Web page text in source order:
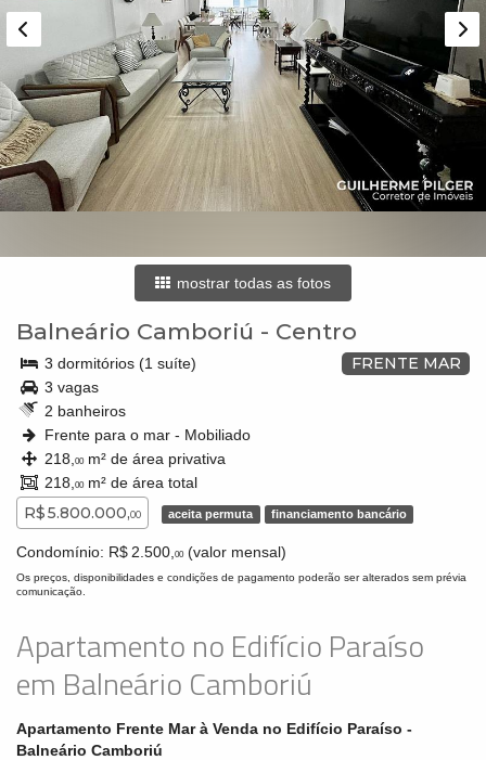
mostrar todas as fotos
Balneário Camboriú - Centro
FRENTE MAR
3 dormitórios (1 suíte)
3 vagas
2 banheiros
Frente para o mar - Mobiliado
218, 00m² de área privativa
218, 00m² de área total
R$ 5.800.000,00 aceita permuta financiamento bancário
Condomínio: R$ 2.500, 00 (valor mensal)
Os preços, disponibilidades e condições de pagamento poderão ser alterados sem prévia
comunicação.
Apartamento no Edifício Paraíso
em Balneário Camboriú
Apartamento Frente Mar à Venda no Edifício Paraíso -
Balneário Camboriú